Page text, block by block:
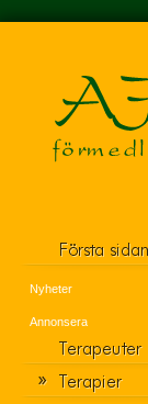
Nyheter
Annonsera